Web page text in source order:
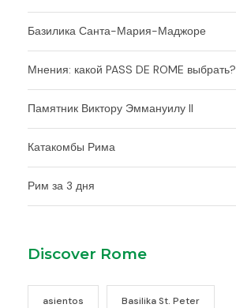
Базилика Санта-Мария-Маджоре
Мнения: какой PASS DE ROME выбрать?
Памятник Виктору Эммануилу II
Катакомбы Рима
Рим за 3 дня
Discover Rome
asientos Basilika St. Peter